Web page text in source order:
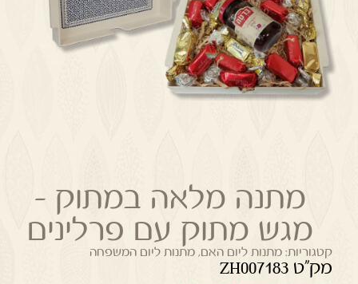
מתנה מלאה במתוק –
מגש מתוק עם פרלינים
קטגוריות: מתנות ליום האם,מתנות ליום המשפחה
מק"ט ZH007183